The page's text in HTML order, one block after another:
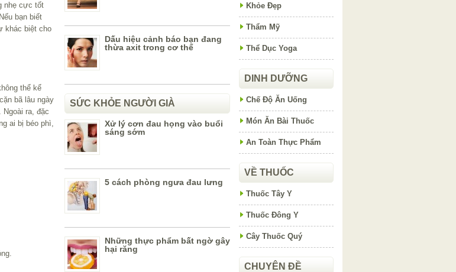
nhẹ cực tốt
bạn biết
khác biệt cho
thể kể
bã lâu ngày
ra, đặc
ai bị béo phì,
Dấu hiệu cảnh báo bạn đang
thừa axit trong cơ thể
SỨC KHỎE NGƯỜI GIÀ
Xử lý cơn đau họng vào buổi
sáng sớm
5 cách phòng ngưa đau lưng
Những thực phẩm bất ngờ gây
hại răng
Khỏe Đẹp
Thẩm Mỹ
Thể Dục Yoga
DINH DƯỠNG
Chế Độ Ăn Uống
Món Ăn Bài Thuốc
An Toàn Thực Phẩm
VỀ THUỐC
Thuốc Tây Y
Thuốc Đông Y
Cây Thuốc Quý
CHUYÊN ĐỀ